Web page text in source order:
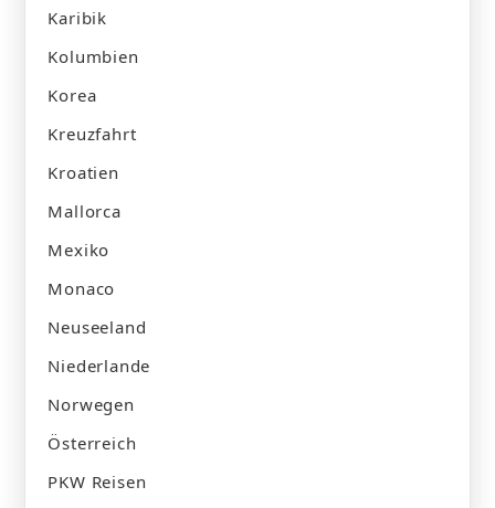
Karibik
Kolumbien
Korea
Kreuzfahrt
Kroatien
Mallorca
Mexiko
Monaco
Neuseeland
Niederlande
Norwegen
Österreich
PKW Reisen